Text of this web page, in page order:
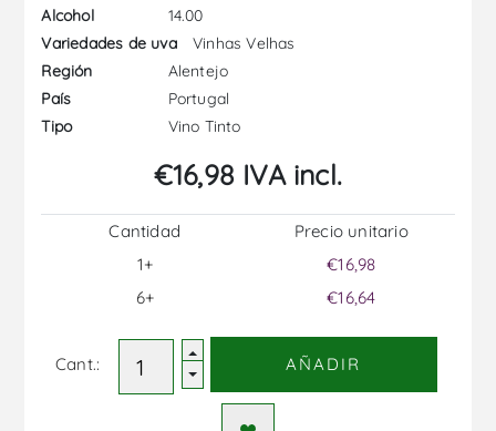
Alcohol
14.00
Variedades de uva
Vinhas Velhas
Región
Alentejo
País
Portugal
Tipo
Vino Tinto
€16,98 IVA incl.
Cantidad
1+
6+
Precio unitario
€16,98
€16,64
Cant.: AÑADIR